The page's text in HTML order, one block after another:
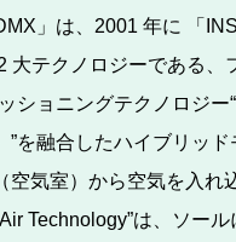
」は、2001 年に 「
大テクノロジーである、
ショニングテクノロジ
”を融合したハイブリッ
空気室）から空気を入れ
Technology”は、ソー